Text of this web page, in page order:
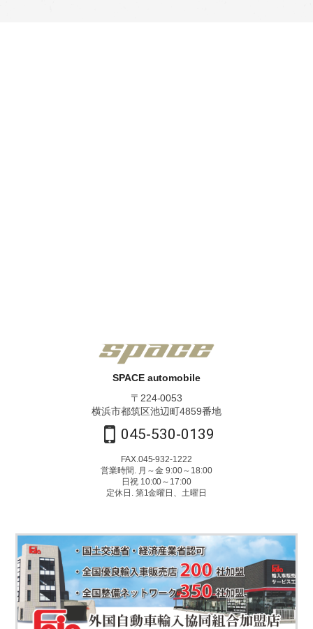
SPACE automobile
〒224-0053
横浜市都筑区池辺町4859番地
045-530-0139
FAX.045-932-1222
営業時間. 月～金 9:00～18:00
日祝 10:00～17:00
定休日. 第1金曜日、土曜日